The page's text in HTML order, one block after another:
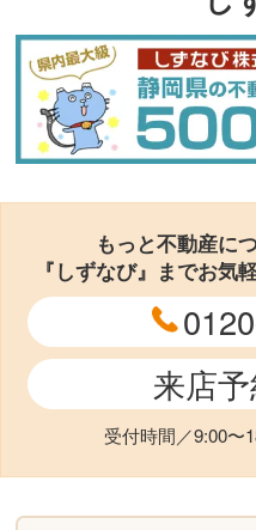
もっと不動産に
『しずなび』までお気
来店
受付時間／9:00〜